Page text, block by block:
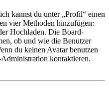
kannst du unter „Profil“ einen
vier Methoden hinzufügen:
Hochladen. Die Board-
ob und wie die Benutzer
du keinen Avatar benutzen
kontaktieren.